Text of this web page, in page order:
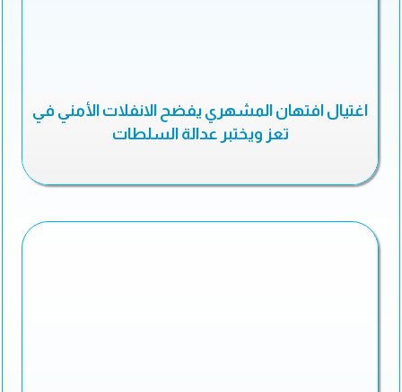
اغتيال افتهان المشهري يفضح الانفلات الأمني في
تعز ويختبر عدالة السلطات